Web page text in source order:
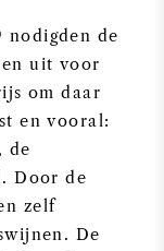
nodigden de
uit voor
om daar
en vooral:
de
Door de
zelf
De